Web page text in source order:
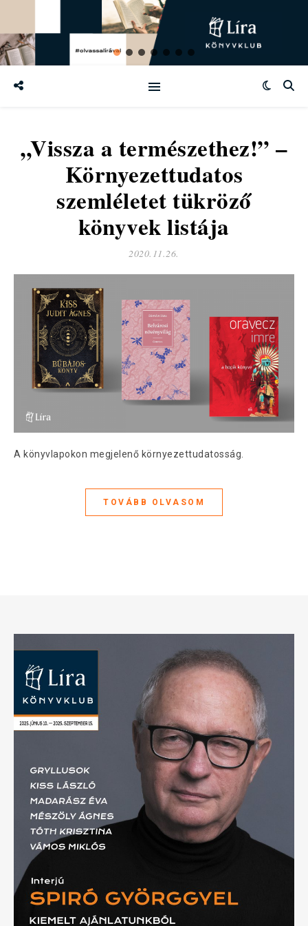
„Vissza a természethez!” –
Környezettudatos
szemléletet tükröző
könyvek listája
2020.11.26.
A könyvlapokon megjelenő környezettudatosság.
TOVÁBB OLVASOM